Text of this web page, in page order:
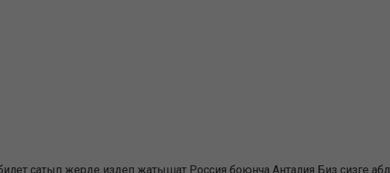
сатып жерде издеп жатышат Россия боюнча Анталия Биз сизге